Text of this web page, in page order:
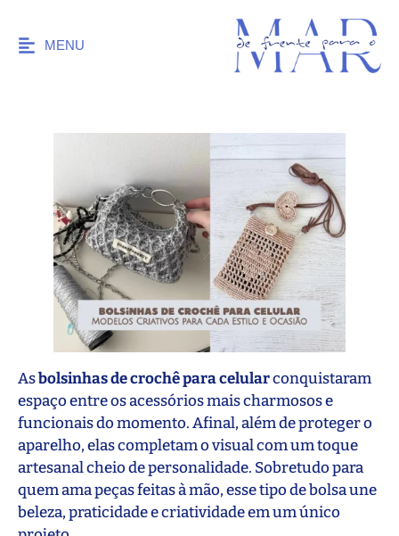
MENU
Asbolsinhas de crochê para celularconquistaram
espaço entre os acessórios mais charmosos e
funcionais do momento. Afinal, além de proteger o
aparelho, elas completam o visual com um toque
artesanal cheio de personalidade. Sobretudo para
quem ama peças feitas à mão, esse tipo de bolsa une
beleza, praticidade e criatividade em um único